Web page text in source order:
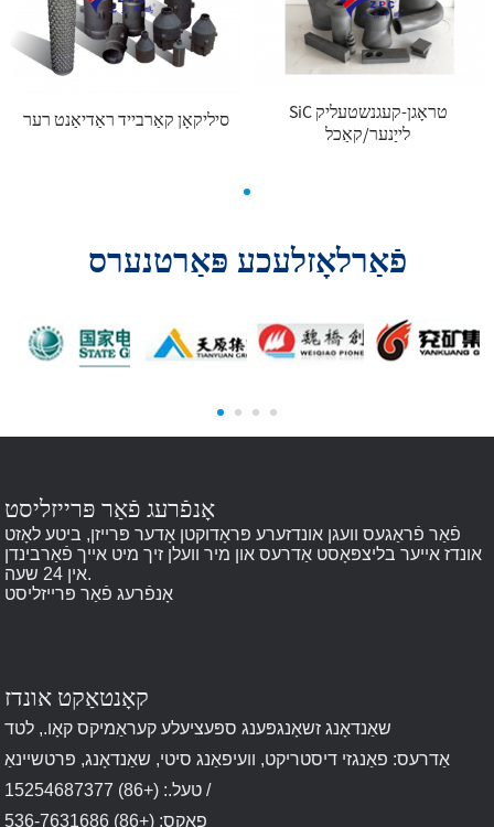
סיליקאָן קאַרבייד ראַדיאַנט רער
SiC טראָגן-קעגנשטעליק
לייַנער/קאַכל
פֿאַרלאָזלעכע פּאַרטנערס
אָנפֿרעג פֿאַר פּרייזליסט
פֿאַר פֿראַגעס וועגן אונדזערע פּראָדוקטן אָדער פּרייזן, ביטע לאָזט
אונדז אייער בליצפּאָסט אַדרעס און מיר וועלן זיך מיט אייך פֿאַרבינדן
אין 24 שעה.
אָנפֿרעג פֿאַר פּרייזליסט
קאָנטאַקט אונדז
שאַנדאָנג זשאָנגפּענג ספּעציעלע קעראַמיקס קאָו., לטד
אַדרעס: פאַנגזי דיסטריקט, וועיפאַנג סיטי, שאַנדאָנג, פּרטשיינאַ
טעל.: (+86) 15254687377 /
פאַקס: (+86) 536-7631686